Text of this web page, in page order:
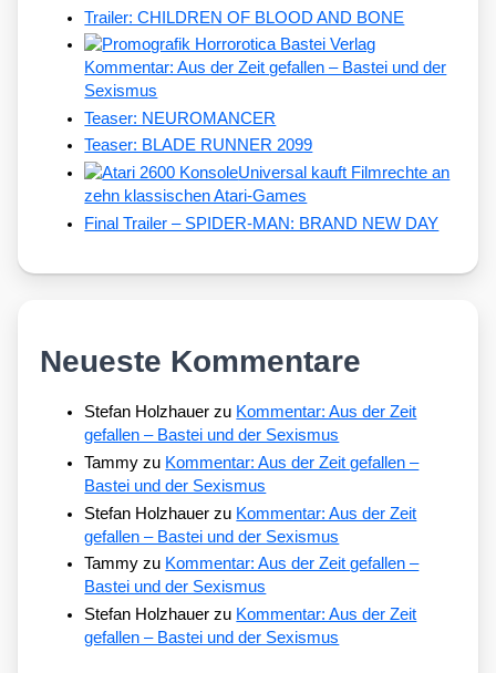
Trailer: CHILDREN OF BLOOD AND BONE
Kommentar: Aus der Zeit gefallen – Bastei und der
Sexismus
Teaser: NEUROMANCER
Teaser: BLADE RUNNER 2099
Universal kauft Filmrechte an
zehn klassischen Atari-Games
Final Trailer – SPIDER-MAN: BRAND NEW DAY
Neueste Kommentare
Stefan Holzhauer zu Kommentar: Aus der Zeit
gefallen – Bastei und der Sexismus
Tammy zu Kommentar: Aus der Zeit gefallen –
Bastei und der Sexismus
Stefan Holzhauer zu Kommentar: Aus der Zeit
gefallen – Bastei und der Sexismus
Tammy zu Kommentar: Aus der Zeit gefallen –
Bastei und der Sexismus
Stefan Holzhauer zu Kommentar: Aus der Zeit
gefallen – Bastei und der Sexismus